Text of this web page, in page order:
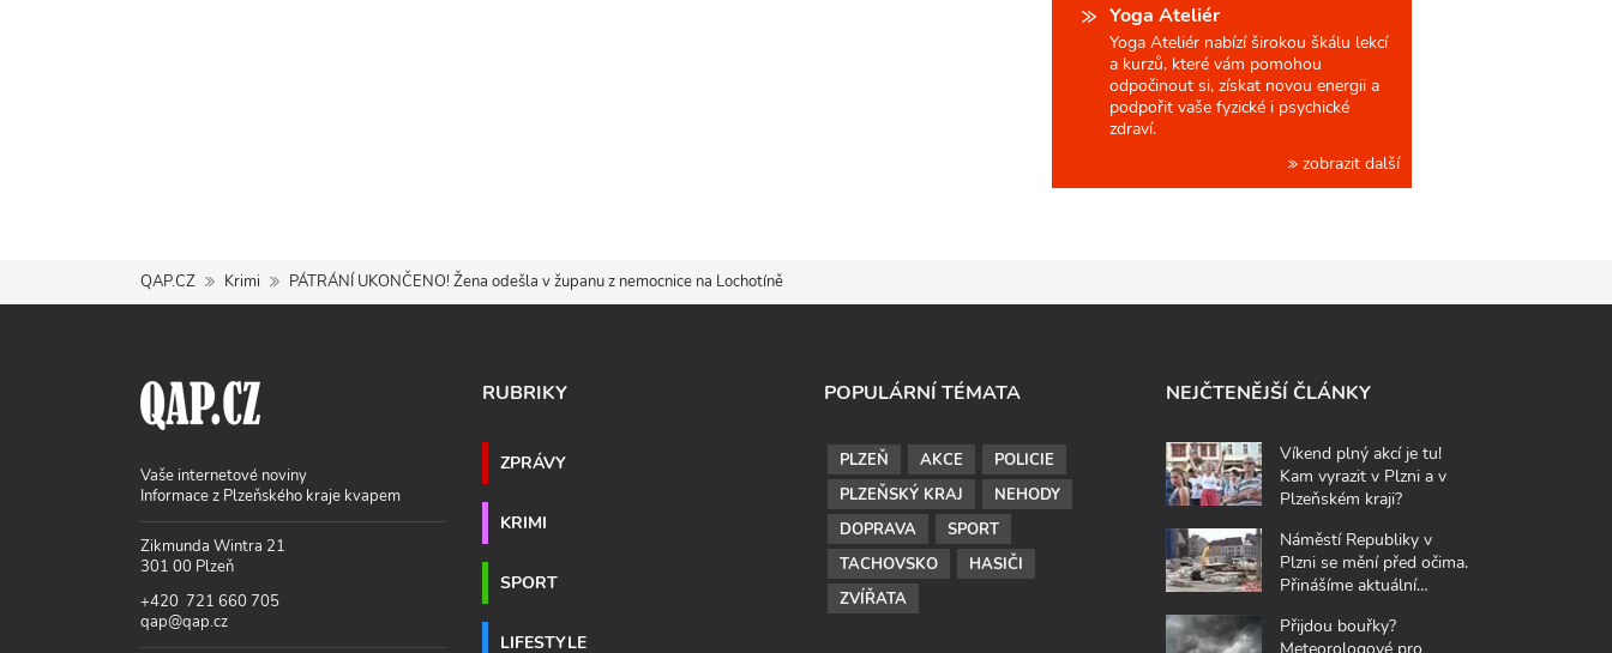
Yoga Ateliér
Yoga Ateliér nabízí širokou škálu lekcí
a kurzů, které vám pomohou
odpočinout si, získat novou energii a
podpořit vaše fyzické i psychické
zdraví.
zobrazit další
QAP.CZ Krimi PÁTRÁNÍ UKONČENO! Žena odešla v županu z nemocnice na Lochotíně
Vaše internetové noviny
Informace z Plzeňského kraje kvapem
Zikmunda Wintra 21
301 00 Plzeň
+420 721 660 705
qap@qap.cz
RUBRIKY
ZPRÁVY
KRIMI
SPORT
LIFESTYLE
POPULÁRNÍ TÉMATA
PLZEŇ AKCE
POLICIE
PLZEŇSKÝ KRAJ
NEHODY
DOPRAVA
SPORT
TACHOVSKO
HASIČI
ZVÍŘATA
NEJČTENĚJŠÍ ČLÁNKY
Víkend plný akcí je tu!
Kam vyrazit v Plzni a v
Plzeňském kraji?
Náměstí Republiky v
Plzni se mění před očima.
Přinášíme aktuální
Přijdou bouřky?
Meteorologové pro